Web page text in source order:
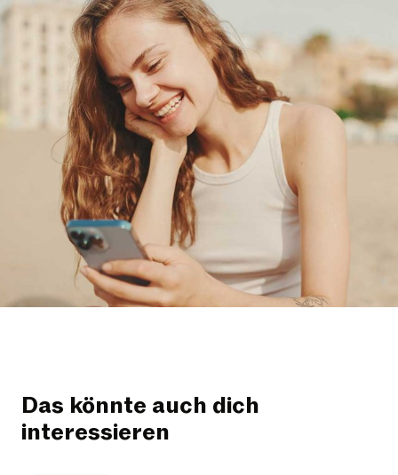
Das könnte auch dich
interessieren